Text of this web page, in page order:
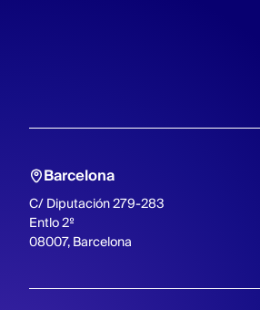
Barcelona
C/ Diputación 279-283
Entlo 2º
08007, Barcelona